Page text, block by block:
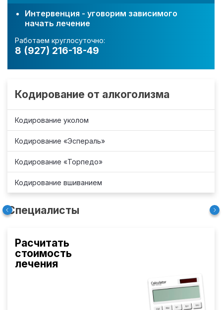
Интервенция - уговорим зависимого
начать лечение
Работаем круглосуточно:
8 (927) 216-18-49
Кодирование от алкоголизма
Кодирование уколом
Кодирование «Эспераль»
Кодирование «Торпедо»
Кодирование вшиванием
Специалисты
Расчитать
стоимость
лечения